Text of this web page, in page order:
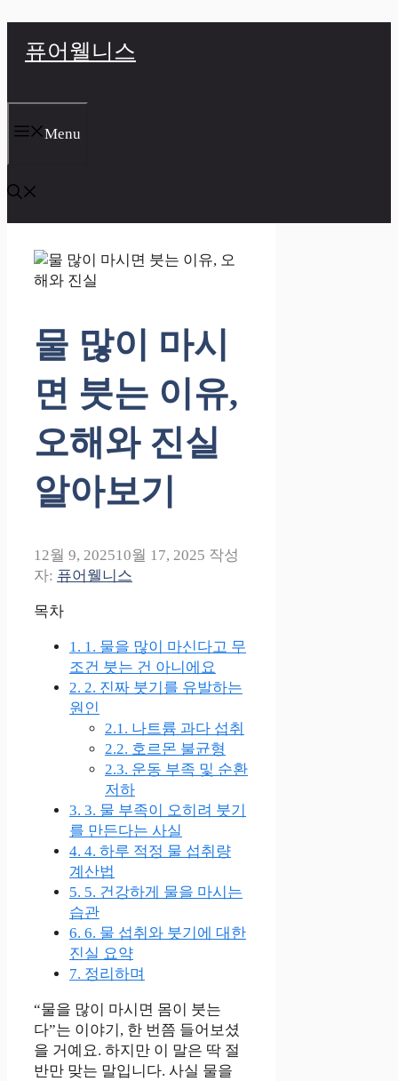
너
퓨어웰니스
Menu
물 많이 마시
면 붓는 이유,
오해와 진실
알아보기
12월 9, 202510월 17, 2025 작성
자: 퓨어웰니스
목차
1. 1. 물을 많이 마신다고 무
조건 붓는 건 아니에요
2. 2. 진짜 붓기를 유발하는
원인
2.1. 나트륨 과다 섭취
2.2. 호르몬 불균형
2.3. 운동 부족 및 순환
저하
3. 3. 물 부족이 오히려 붓기
를 만든다는 사실
4. 4. 하루 적정 물 섭취량
계산법
5. 5. 건강하게 물을 마시는
습관
6. 6. 물 섭취와 붓기에 대한
진실 요약
7. 정리하며
“물을 많이 마시면 몸이 붓는
다”는 이야기, 한 번쯤 들어보셨
을 거예요. 하지만 이 말은 딱 절
반만 맞는 말입니다. 사실 물을